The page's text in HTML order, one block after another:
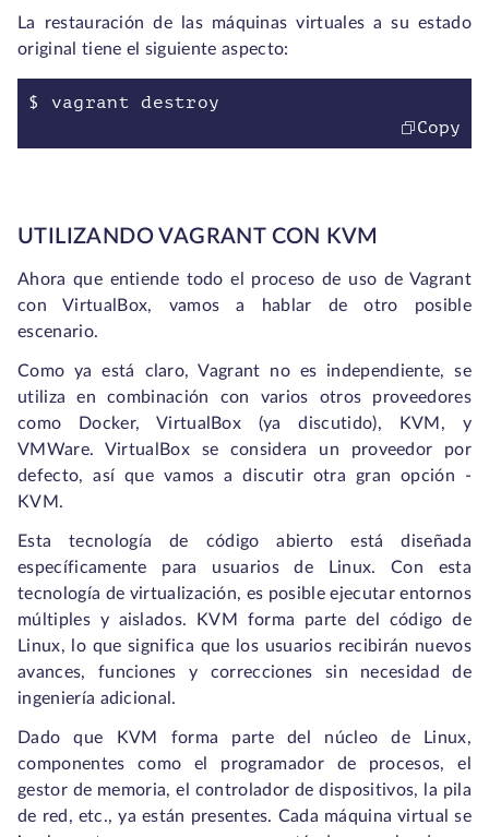
La restauración de las máquinas virtuales a su estado
original tiene el siguiente aspecto:
$ vagrant destroy
Copy
UTILIZANDO VAGRANT CON KVM
Ahora que entiende todo el proceso de uso de Vagrant
con VirtualBox, vamos a hablar de otro posible
escenario.
Como ya está claro, Vagrant no es independiente, se
utiliza en combinación con varios otros proveedores
como Docker, VirtualBox (ya discutido), KVM, y
VMWare. VirtualBox se considera un proveedor por
defecto, así que vamos a discutir otra gran opción -
KVM.
Esta tecnología de código abierto está diseñada
específicamente para usuarios de Linux. Con esta
tecnología de virtualización, es posible ejecutar entornos
múltiples y aislados. KVM forma parte del código de
Linux, lo que significa que los usuarios recibirán nuevos
avances, funciones y correcciones sin necesidad de
ingeniería adicional.
Dado que KVM forma parte del núcleo de Linux,
componentes como el programador de procesos, el
gestor de memoria, el controlador de dispositivos, la pila
de red, etc., ya están presentes. Cada máquina virtual se